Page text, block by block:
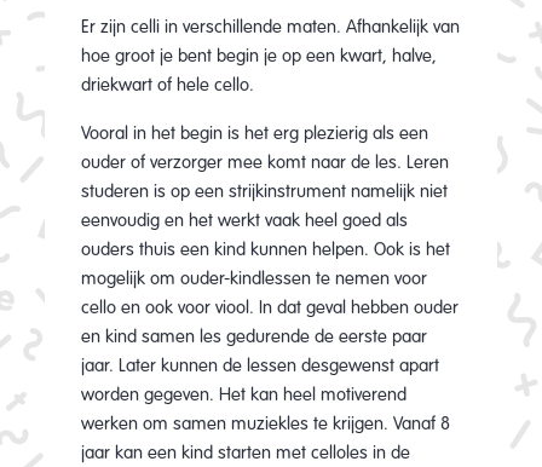
Er zijn celli in verschillende maten. Afhankelijk van
hoe groot je bent begin je op een kwart, halve,
driekwart of hele cello.
Vooral in het begin is het erg plezierig als een
ouder of verzorger mee komt naar de les. Leren
studeren is op een strijkinstrument namelijk niet
eenvoudig en het werkt vaak heel goed als
ouders thuis een kind kunnen helpen. Ook is het
mogelijk om ouder-kindlessen te nemen voor
cello en ook voor viool. In dat geval hebben ouder
en kind samen les gedurende de eerste paar
jaar. Later kunnen de lessen desgewenst apart
worden gegeven. Het kan heel motiverend
werken om samen muziekles te krijgen. Vanaf 8
jaar kan een kind starten met celloles in de